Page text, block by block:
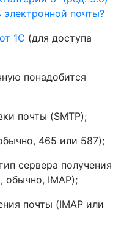
электронной почты?
1С (для доступа
понадобится
почты (SMTP);
465 или 587);
сервера получения
обычно, IMAP);
почты (IMAP или